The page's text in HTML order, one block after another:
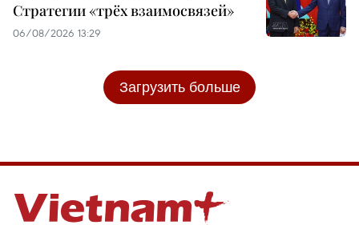
Стратегии «трёх взаимосвязей»
06/08/2026 13:29
Загрузить больше